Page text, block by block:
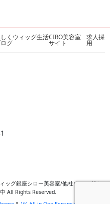
くウィッグ生活
グ
CIRO美容室
サイト
求人採
用
ッグ銀座シロー美容室/他社ウィッグの
All Rights Reserved.